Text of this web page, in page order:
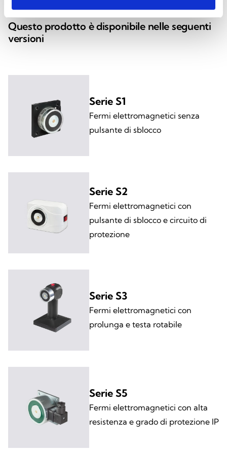
Questo prodotto è disponibile nelle seguenti
versioni
Serie S1
Fermi elettromagnetici senza
pulsante di sblocco
Serie S2
Fermi elettromagnetici con
pulsante di sblocco e circuito di
protezione
Serie S3
Fermi elettromagnetici con
prolunga e testa rotabile
Serie S5
Fermi elettromagnetici con alta
resistenza e grado di protezione IP